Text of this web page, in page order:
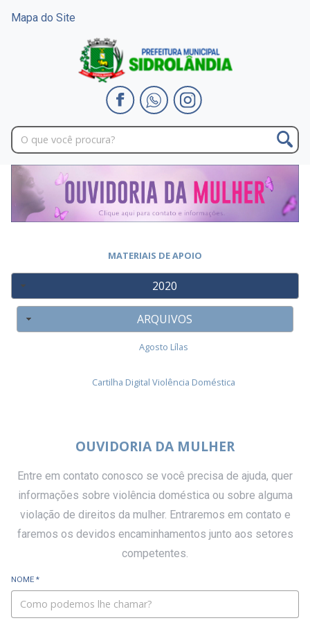
Mapa do Site
MATERIAIS DE APOIO
2020
ARQUIVOS
Agosto Lílas
Cartilha Digital Violência Doméstica
OUVIDORIA DA MULHER
Entre em contato conosco se você precisa de ajuda, quer
informações sobre violência doméstica ou sobre alguma
violação de direitos da mulher. Entraremos em contato e
faremos os devidos encaminhamentos junto aos setores
competentes.
NOME *